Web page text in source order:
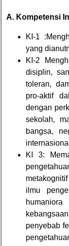
A. Kompetensi
KI-1
yang
KI-2
disiplin,
toleran,
pro-aktif
dengan
sekolah,
bangsa,
KI 3:
ilmu
penyebab